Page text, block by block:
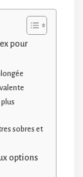
pour
sobres et
options